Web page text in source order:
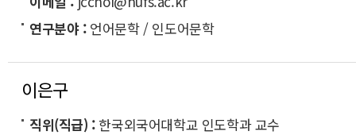
연구분야 언어문학 / 인도어문학
이은구
직위(직급) 한국외국어대학교 인도학과 교수